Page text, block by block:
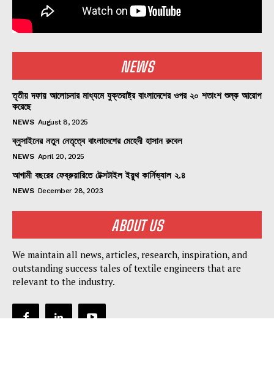
NEWS
তৃতীয় দফায় আলোচনার মাধ্যমে যুক্তরাষ্ট্র বাংলাদেশের ওপর ২০ শতাংশ শুল্ক আরোপ
করেছে
NEWS August 8, 2025
ব্লুসাইনের নতুন নেতৃত্বে বাংলাদেশের মেহেদী হাসান রুবেল
NEWS April 20, 2025
আগামী বছরের ফেব্রুয়ারিতে টেক্সটাইল ইয়ুথ কার্নিভ্যাল ২.৪
NEWS December 28, 2023
ABOUT US
We maintain all news, articles, research, inspiration, and
outstanding success tales of textile engineers that are
relevant to the industry.